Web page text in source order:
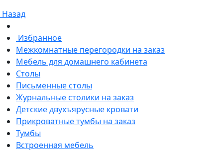
Назад
Избранное
Межкомнатные перегородки на заказ
Мебель для домашнего кабинета
Столы
Письменные столы
Журнальные столики на заказ
Детские двухъярусные кровати
Прикроватные тумбы на заказ
Тумбы
Встроенная мебель